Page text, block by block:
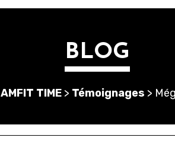
BLOG
AMFIT TIME > Témoignages >